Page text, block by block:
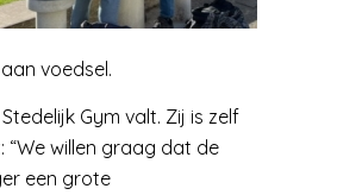
voedsel.
Gym valt. Zij is zelf
willen graag dat de
een grote